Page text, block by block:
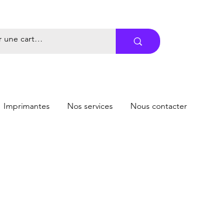
Imprimantes Nos services Nous contacter